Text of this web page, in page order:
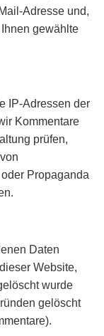
Adresse und,
gewählte
IP-Adressen der
Kommentare
prüfen,
Propaganda
Daten
Website,
wurde
gelöscht